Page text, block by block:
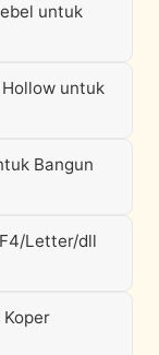
untuk
untuk
Bangun
Letter/dll